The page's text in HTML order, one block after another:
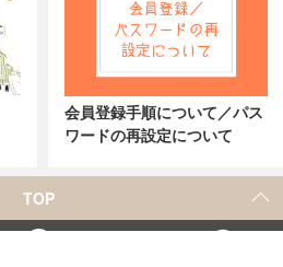
会員登録手順について／パス
ワードの再設定について
TOP